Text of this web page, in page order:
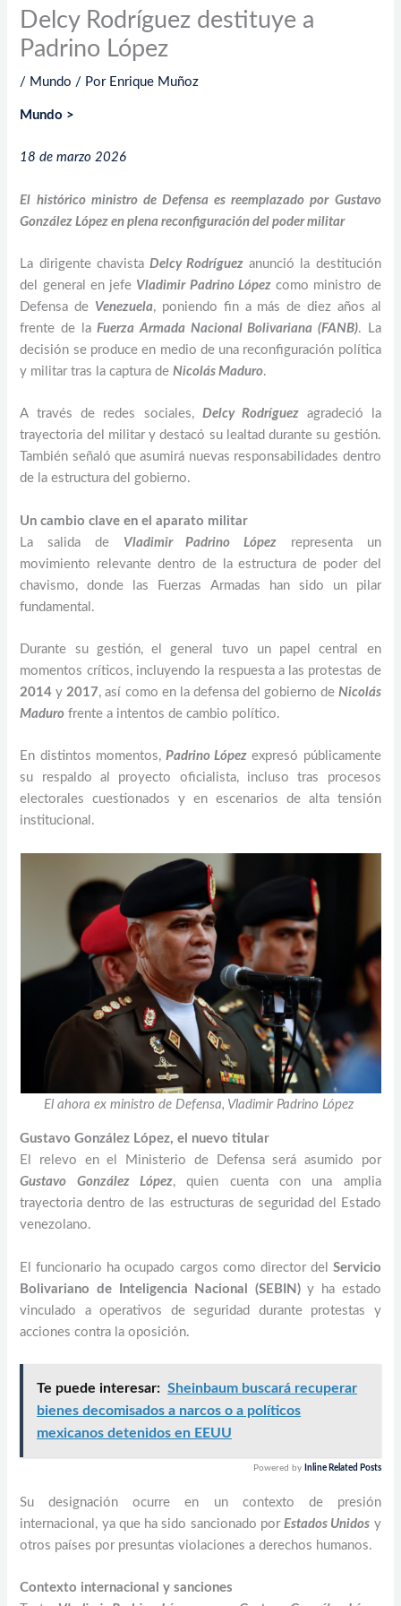
Delcy Rodríguez destituye a
Padrino López
/ Mundo / Por Enrique Muñoz
Mundo >
18 de marzo 2026
El histórico ministro de Defensa es reemplazado por Gustavo
González López en plena reconfiguración del poder militar
La dirigente chavista Delcy Rodríguez anunció la destitución
del general en jefe Vladimir Padrino Lópezcomo ministro de
Defensa de Venezuela, poniendo fin a más de diez años al
frente de laFuerza Armada Nacional Bolivariana (FANB). La
decisión se produce en medio de una reconfiguración política
y militar tras la captura deNicolás Maduro.
A través de redes sociales, Delcy Rodríguezagradeció la
trayectoria del militar y destacó su lealtad durante su gestión.
También señaló que asumirá nuevas responsabilidades dentro
de la estructura del gobierno.
Un cambio clave en el aparato militar
La salida de Vladimir Padrino López representa un
movimiento relevante dentro de la estructura de poder del
chavismo, donde las Fuerzas Armadas han sido un pilar
fundamental.
Durante su gestión, el general tuvo un papel central en
momentos críticos, incluyendo la respuesta a las protestas de
2014 y2017, así como en la defensa del gobierno de Nicolás
Maduro frente a intentos de cambio político.
En distintos momentos, Padrino López expresó públicamente
su respaldo al proyecto oficialista, incluso tras procesos
electorales cuestionados y en escenarios de alta tensión
institucional.
El ahora ex ministro de Defensa, Vladimir Padrino López
Gustavo González López, el nuevo titular
El relevo en el Ministerio de Defensa será asumido por
Gustavo González López, quien cuenta con una amplia
trayectoria dentro de las estructuras de seguridad del Estado
venezolano.
El funcionario ha ocupado cargos como director del Servicio
Bolivariano de Inteligencia Nacional (SEBIN)y ha estado
vinculado a operativos de seguridad durante protestas y
acciones contra la oposición.
Te puede interesar: Sheinbaum buscará recuperar
bienes decomisados a narcos o a políticos
mexicanos detenidos en EEUU
Powered by Inline Related Posts
Su designación ocurre en un contexto de presión
internacional, ya que ha sido sancionado porEstados Unidos y
otros países por presuntas violaciones a derechos humanos.
Contexto internacional y sanciones